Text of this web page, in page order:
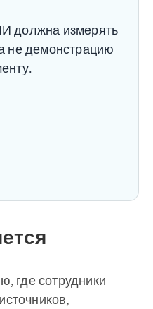
должна измерять
не демонстрацию
где сотрудники